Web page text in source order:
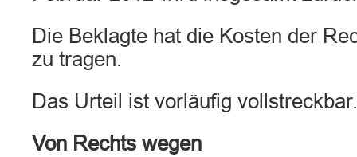
Die Beklagte hat die Kosten der
zu tragen.
Das Urteil ist vorläufig vollstreckbar.
Von Rechts wegen